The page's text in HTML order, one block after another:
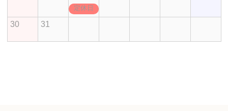
定休日
30 31